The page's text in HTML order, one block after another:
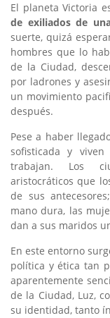
El planeta Victoria
de exiliados de
suerte, quizá
hombres que lo
de la Ciudad,
por ladrones y
un movimiento
después.
Pese a haber
sofisticada y
trabajan. Los
aristocráticos que
de sus
mano dura, las
dan a sus maridos
En este entorno
política y ética tan
aparentemente
de la Ciudad, Luz,
su identidad, tanto